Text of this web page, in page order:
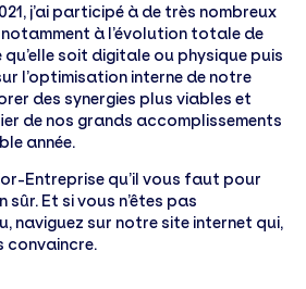
j’ai participé à de très nombreux
notamment à l’évolution totale de
qu’elle soit digitale ou physique puis
l’optimisation interne de notre
des synergies plus viables et
de nos grands accomplissements
année.
Entreprise qu’il vous faut pour
Et si vous n’êtes pas
naviguez sur notre site internet qui,
convaincre.